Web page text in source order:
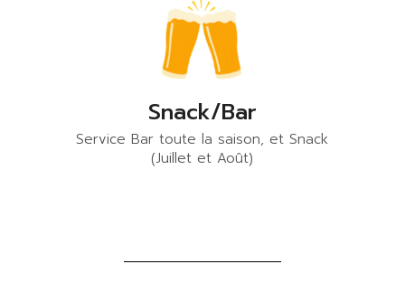
Snack/Bar
Service Bar toute la saison, et Snack
(Juillet et Août)